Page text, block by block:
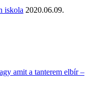
iskola 2020.06.09.
amit a tanterem elbír –